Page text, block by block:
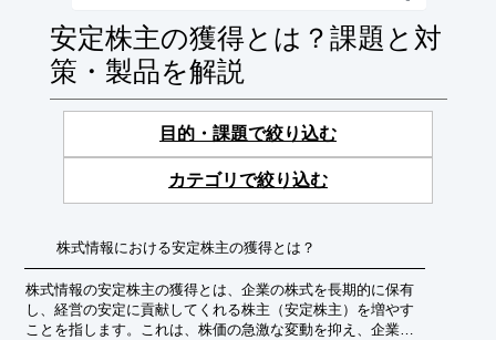
安定株主の獲得とは？課題と対
策・製品を解説
目的・課題で絞り込む
カテゴリで絞り込む
株式情報における安定株主の獲得とは？
株式情報の安定株主の獲得とは、企業の株式を長期的に保有
し、経営の安定に貢献してくれる株主（安定株主）を増やす
ことを指します。これは、株価の急激な変動を抑え、企業の